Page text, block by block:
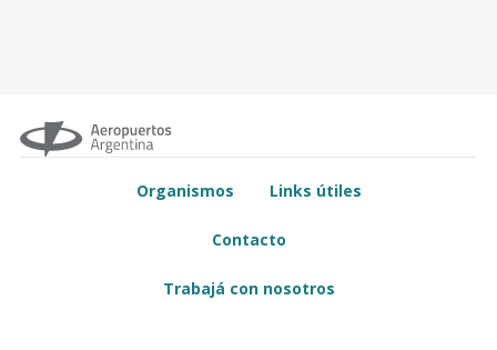
Organismos Links útiles
Contacto
Trabajá con nosotros